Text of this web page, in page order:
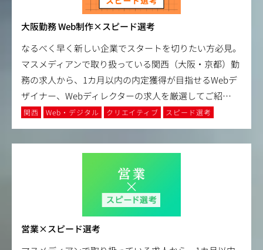
大阪勤務 Web制作×スピード選考
なるべく早く新しい企業でスタートを切りたい方必見。
マスメディアンで取り扱っている関西（大阪・京都）勤
務の求人から、1カ月以内の内定獲得が目指せるWebデ
ザイナー、Webディレクターの求人を厳選してご紹…
関西 Web・デジタル クリエイティブ スピード選考
営業×スピード選考